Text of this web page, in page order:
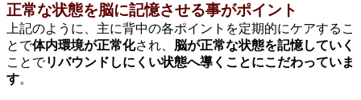
正常な状態を脳に記憶させる事がポイント
上記のように、主に背中の各ポイントを定期的にケアするこ
とで体内環境が正常化され、 脳が正常な状態を記憶していく
ことでリバウンドしにくい状態へ導くことにこだわっていま
す。